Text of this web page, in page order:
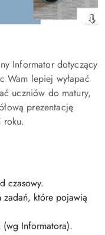
Informator dotyczący
Wam lepiej wyłapać
uczniów do matury,
prezentację
roku.
czasowy.
zadań, które pojawią
(wg Informatora).